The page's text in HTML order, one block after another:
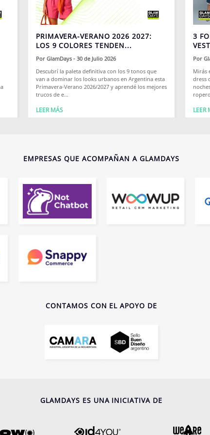
PRIMAVERA-VERANO 2026 2027:
LOS 9 COLORES TENDEN...
Por GlamDays - 30 de Julio 2026
Descubrí la paleta definitiva con los 9 tonos que
van a dominar los looks urbanos en Argentina esta
Primavera-Verano 2026/2027 y aprendé los mejores
trucos de e...
LEER MÁS
3
Por
Mirás
dress
LEER
EMPRESAS QUE ACOMPAÑAN A GLAMDAYS
CONTAMOS CON EL APOYO DE
GLAMDAYS ES UNA INICIATIVA DE